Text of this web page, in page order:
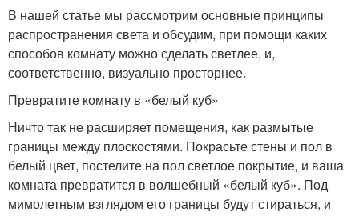
В нашей статье мы рассмотрим основные принципы
распространения света и обсудим, при помощи каких
способов комнату можно сделать светлее, и,
соответственно, визуально просторнее.
Превратите комнату в «белый куб»
Ничто так не расширяет помещения, как размытые
границы между плоскостями. Покрасьте стены и пол в
белый цвет, постелите на пол светлое покрытие, и ваша
комната превратится в волшебный «белый куб». Под
мимолетным взглядом его границы будут стираться, и